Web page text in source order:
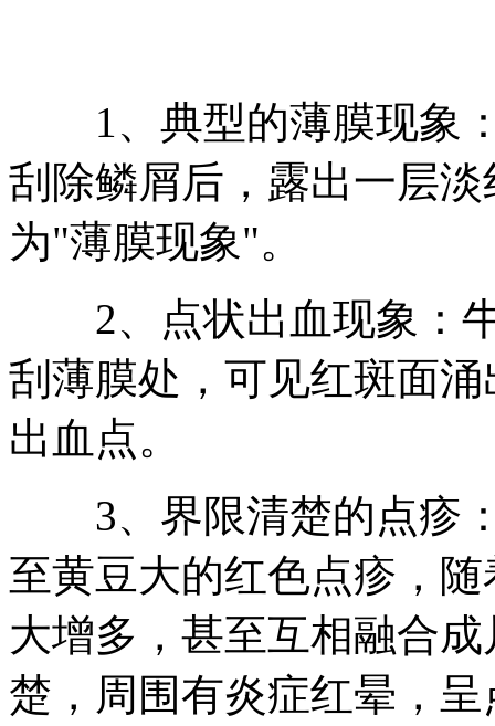
1、典型的薄膜现象：
刮除鳞屑后，露出一层
为"薄膜现象"。
2、点状出血现象：牛
刮薄膜处，可见红斑面
出血点。
3、界限清楚的点疹：
至黄豆大的红色点疹，
大增多，甚至互相融合
楚，周围有炎症红晕，